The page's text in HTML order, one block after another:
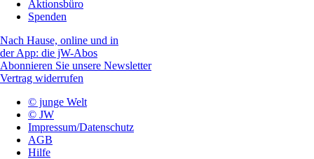
Aktionsbüro
Spenden
Nach Hause, online und in
der App: die jW-Abos
Abonnieren Sie unsere Newsletter
Vertrag widerrufen
© junge Welt
© JW
Impressum/Datenschutz
AGB
Hilfe